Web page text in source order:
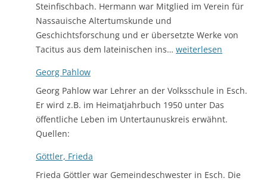
Steinfischbach. Hermann war Mitglied im Verein für
Nassauische Altertumskunde und
Geschichtsforschung und er übersetzte Werke von
Tacitus aus dem lateinischen ins… Georg
weiterlesen
Georg Pahlow
Georg Pahlow war Lehrer an der Volksschule in Esch.
Er wird z.B. im Heimatjahrbuch 1950 unter Das
öffentliche Leben im Untertaunuskreis erwähnt.
Quellen:
Göttler, Frieda
Frieda Göttler war Gemeindeschwester in Esch. Die